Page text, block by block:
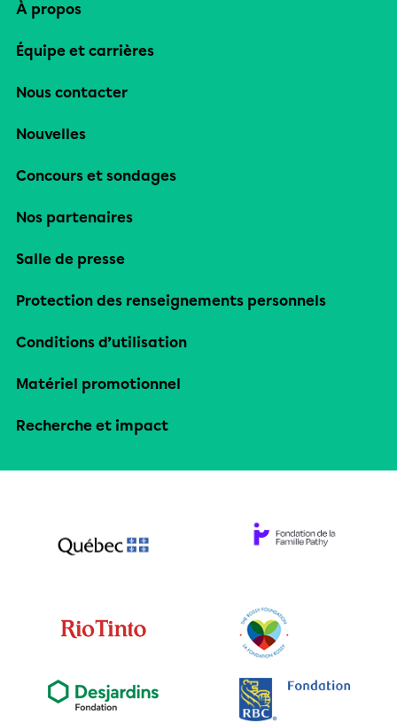
À propos
Équipe et carrières
Nous contacter
Nouvelles
Concours et sondages
Nos partenaires
Salle de presse
Protection des renseignements personnels
Conditions d’utilisation
Matériel promotionnel
Recherche et impact